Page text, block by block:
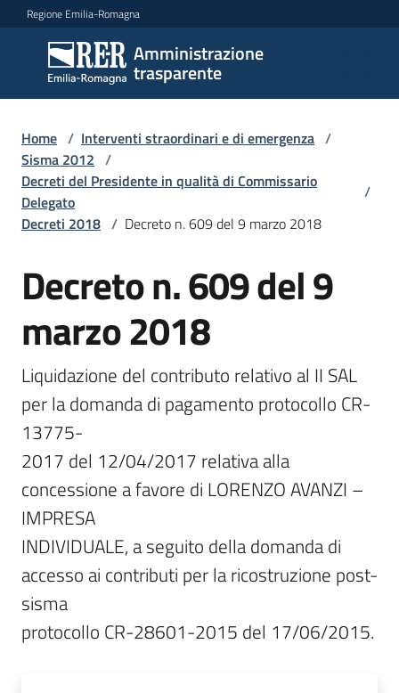
Vai al contenuto
Vai alla navigazione
Vai al footer
Regione Emilia-Romagna
Amministrazione
trasparente
Amministrazione
trasparente
Sottosezioni
Accesso
Home / Interventi straordinari e di emergenza /
Sisma 2012 /
Decreti del Presidente in qualità di Commissario
Delegato
/
Decreti 2018 / Decreto n. 609 del 9 marzo 2018
Decreto n. 609 del 9
marzo 2018
Liquidazione del contributo relativo al II SAL
per la domanda di pagamento protocollo CR-
13775-
2017 del 12/04/2017 relativa alla
concessione a favore di LORENZO AVANZI –
IMPRESA
INDIVIDUALE, a seguito della domanda di
accesso ai contributi per la ricostruzione post-
sisma
protocollo CR-28601-2015 del 17/06/2015.